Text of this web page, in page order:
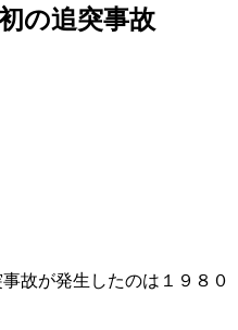
の追突事故
故が発生したのは１９８０